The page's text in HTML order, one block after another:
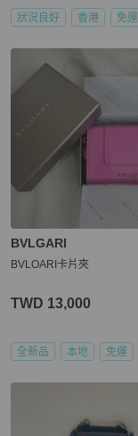
狀況良好 香港 免運
BVLGARI
BVLOARI卡片夾
TWD 13,000
全新品 本地 免運